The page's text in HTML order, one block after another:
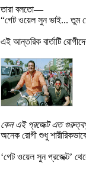
তারা বলতো—
“গেট ওয়েল সুন ভাই... তুম
এই আন্তরিক বার্তাটি
কেন এই প্রজেক্ট এত
অনেক রোগী শুধু
‘গেট ওয়েল সুন প্রজেক্ট’